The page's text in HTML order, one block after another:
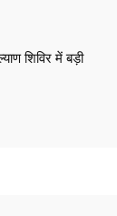
शिविर में बड़ी